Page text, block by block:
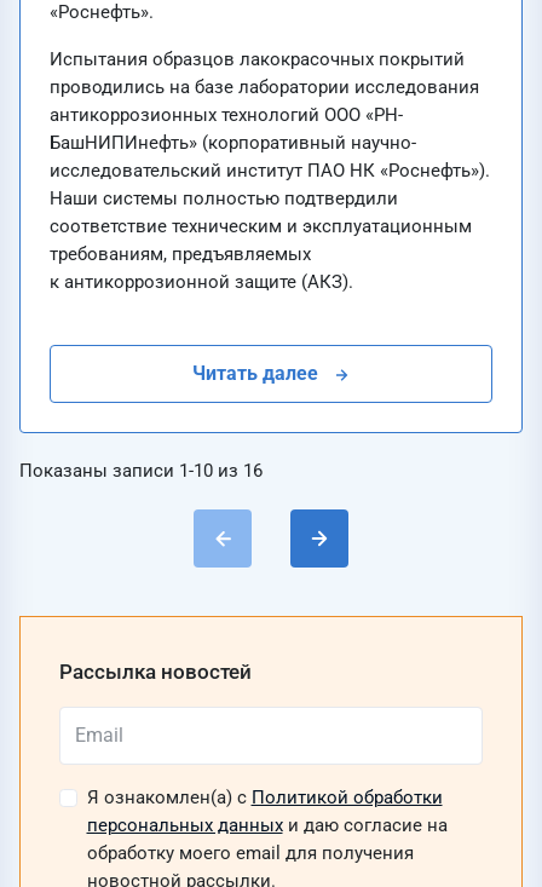
«Роснефть».
Испытания образцов лакокрасочных покрытий
проводились на базе лаборатории исследования
антикоррозионных технологий ООО «РН-
БашНИПИнефть» (корпоративный научно-
исследовательский институт ПАО НК «Роснефть»).
Наши системы полностью подтвердили
соответствие техническим и эксплуатационным
требованиям, предъявляемых
к антикоррозионной защите (АКЗ).
Читать далее
Показаны записи 1-10 из 16
Рассылка новостей
Я ознакомлен(а) с Политикой обработки
персональных данныхи даю согласие на
обработку моего email для получения
новостной рассылки.